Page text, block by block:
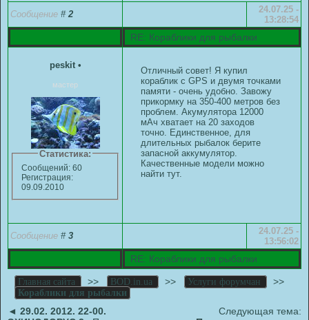
Сообщение # 2
24.07.25 -
13:28:54
RE: Кораблики для рыбалки
peskit •
мастер
Статистика:
Сообщений: 60
Регистрация:
09.09.2010
Отличный совет! Я купил
кораблик с GPS и двумя точками
памяти - очень удобно. Завожу
прикормку на 350-400 метров без
проблем. Акумулятора 12000
мАч хватает на 20 заходов
точно. Единственное, для
длительных рыбалок берите
запасной аккумулятор.
Качественные модели можно
найти тут.
Сообщение # 3
24.07.25 -
13:56:02
RE: Кораблики для рыбалки
Главная сайта >> BOD.in.ua >> Услуги форумчан >>
Кораблики для рыбалки
◄ 29.02. 2012. 22-00.
Следующая тема: